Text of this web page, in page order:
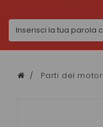
Parti del